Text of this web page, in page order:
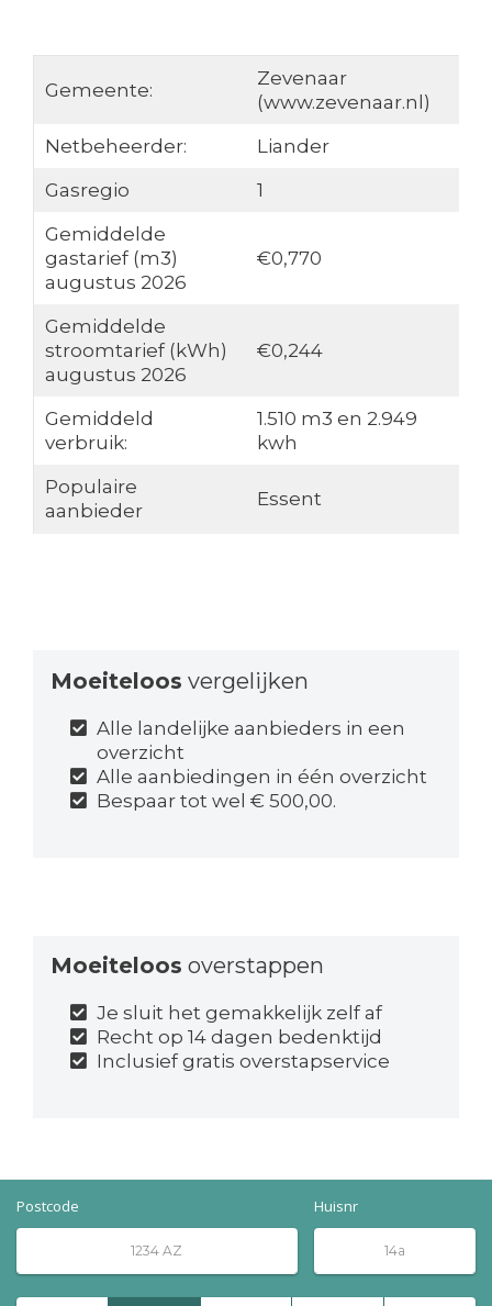
Gemeente:
Zevenaar
(www.zevenaar.nl)
Netbeheerder:
Liander
Gasregio
1
Gemiddelde
gastarief (m3)
augustus 2026
€0,770
Gemiddelde
stroomtarief (kWh)
augustus 2026
€0,244
Gemiddeld
verbruik:
1.510 m3 en 2.949
kwh
Populaire
aanbieder
Essent
Moeiteloos vergelijken
Alle landelijke aanbieders in een
overzicht
Alle aanbiedingen in één overzicht
Bespaar tot wel € 500,00.
Moeiteloos overstappen
Je sluit het gemakkelijk zelf af
Recht op 14 dagen bedenktijd
Inclusief gratis overstapservice
Postcode Huisnr